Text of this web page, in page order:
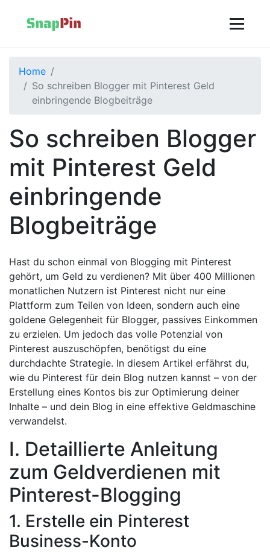
Home
So schreiben Blogger mit Pinterest Geld
einbringende Blogbeiträge
So schreiben Blogger
mit Pinterest Geld
einbringende
Blogbeiträge
Hast du schon einmal von Blogging mit Pinterest
gehört, um Geld zu verdienen? Mit über 400 Millionen
monatlichen Nutzern ist Pinterest nicht nur eine
Plattform zum Teilen von Ideen, sondern auch eine
goldene Gelegenheit für Blogger, passives Einkommen
zu erzielen. Um jedoch das volle Potenzial von
Pinterest auszuschöpfen, benötigst du eine
durchdachte Strategie. In diesem Artikel erfährst du,
wie du Pinterest für dein Blog nutzen kannst – von der
Erstellung eines Kontos bis zur Optimierung deiner
Inhalte – und dein Blog in eine effektive Geldmaschine
verwandelst.
I. Detaillierte Anleitung
zum Geldverdienen mit
Pinterest-Blogging
1. Erstelle ein Pinterest
Business-Konto